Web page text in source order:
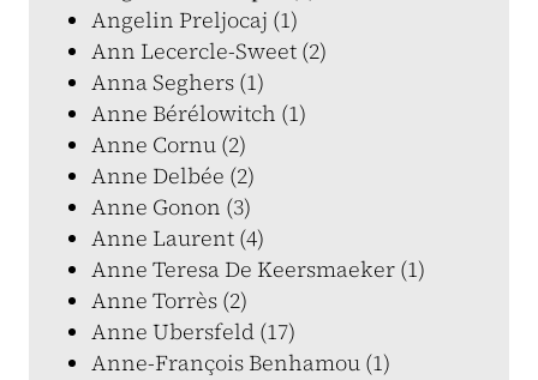
Angelin Preljocaj (1)
Ann Lecercle-Sweet (2)
Anna Seghers (1)
Anne Bérélowitch (1)
Anne Cornu (2)
Anne Delbée (2)
Anne Gonon (3)
Anne Laurent (4)
Anne Teresa De Keersmaeker (1)
Anne Torrès (2)
Anne Ubersfeld (17)
Anne-François Benhamou (1)